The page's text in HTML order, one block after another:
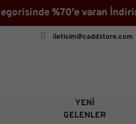
%70'e varan
iletisim@caddstore.com
YENI
GELENLER